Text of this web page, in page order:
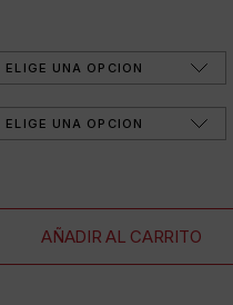
ELIGE UNA OPCIÓN
ELIGE UNA OPCIÓN
UNETTE cantidad
AÑADIR AL CARRITO